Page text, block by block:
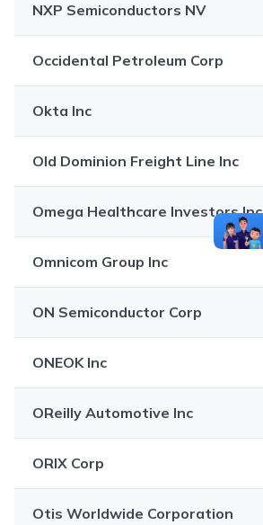
NXP Semiconductors NV
Occidental Petroleum Corp
Okta Inc
Old Dominion Freight Line Inc
Omega Healthcare Investors Inc
Omnicom Group Inc
ON Semiconductor Corp
ONEOK Inc
OReilly Automotive Inc
ORIX Corp
Otis Worldwide Corporation